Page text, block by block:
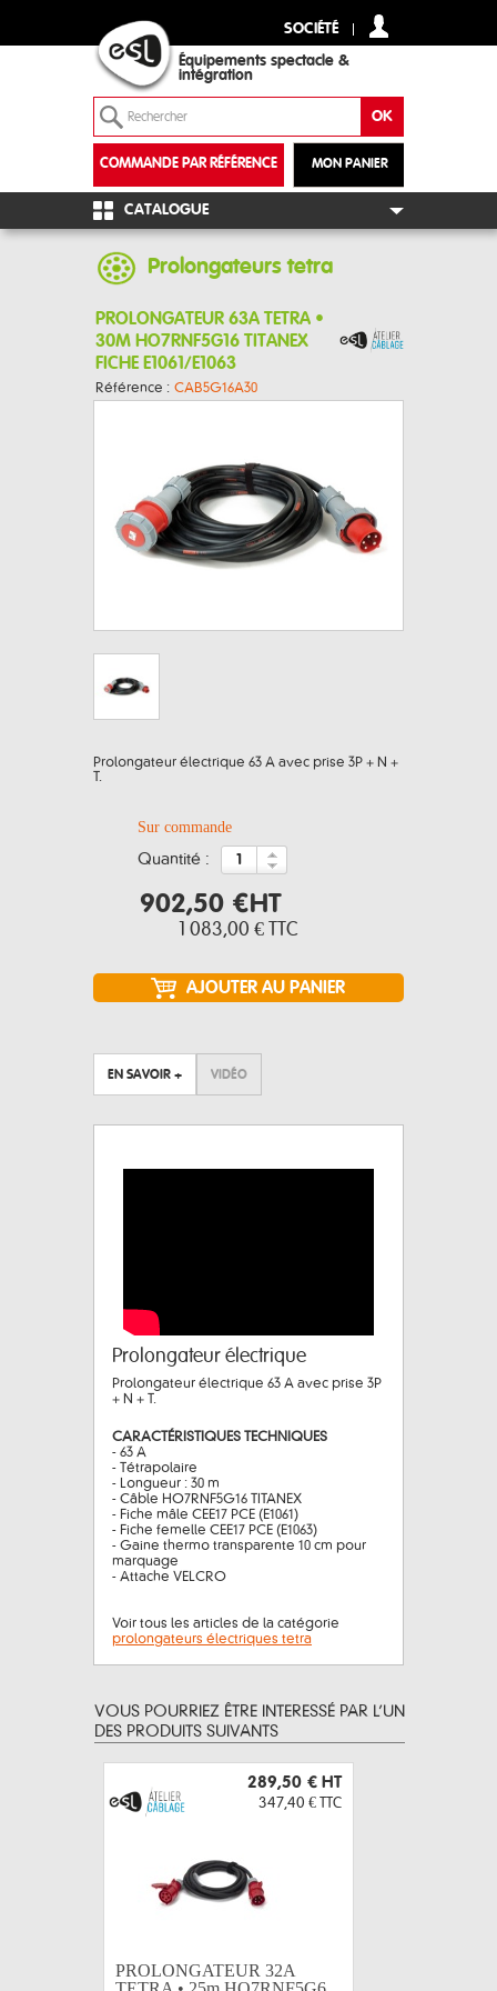
SOCIÉTÉ
Équipements spectacle &
intégration
MON PANIER
COMMANDE PAR RÉFÉRENCE
+
CATALOGUE
Prolongateurs tetra
PROLONGATEUR 63A TETRA •
30M HO7RNF5G16 TITANEX
FICHE E1061/E1063
Référence : CAB5G16A30
Prolongateur électrique 63 A avec prise 3P + N +
Sur commande
quantité :
902,50 €HT
1 083,00 € TTC
EN SAVOIR + VIDÉO
Prolongateur électrique
Prolongateur électrique 63 A avec prise 3P
+ N + T.
CARACTÉRISTIQUES TECHNIQUES
- 63 A
- Tétrapolaire
- Longueur : 30 m
- Câble HO7RNF5G16 TITANEX
- Fiche mâle CEE17 PCE (E1061)
- Fiche femelle CEE17 PCE (E1063)
- Gaine thermo transparente 10 cm pour
marquage
- Attache VELCRO
Voir tous les articles de la catégorie
prolongateurs électriques tetra
VOUS POURRIEZ ÊTRE INTERESSÉ PAR L’UN
DES PRODUITS SUIVANTS
289,50 € HT
347,40 € TTC
PROLONGATEUR 32A